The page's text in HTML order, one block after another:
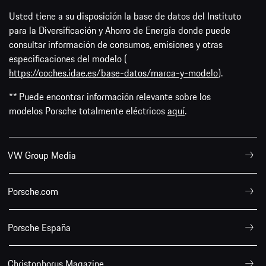
Usted tiene a su disposición la base de datos del Instituto
para la Diversificación y Ahorro de Energía donde puede
consultar información de consumos, emisiones y otras
especificaciones del modelo (
https://coches.idae.es/base-datos/marca-y-modelo).
** Puede encontrar información relevante sobre los
modelos Porsche totalmente eléctricosaquí.
VW Group Media
Porsche.com
Porsche España